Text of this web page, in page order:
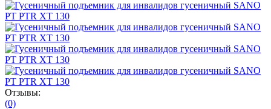
Отзывы:
(0)